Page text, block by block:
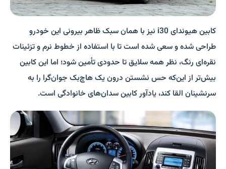
کابین هیوندای i30 نیز با همان سبک ظاهر بیرونی این خودرو
طراحی شده و سعی شده است تا با استفاده از خطوط نرم و تزئینات
نقره‌ای رنگ، نظر همه سلایق تا حدودی تأمین شود؛ اما این کابین
بیش‌تر از این‌که حس نشستن درون یک هاچ‌بک جوان‌گرا را به
سرنشینان القا کند، یادآور کابین سدان‌های خانوادگی است.